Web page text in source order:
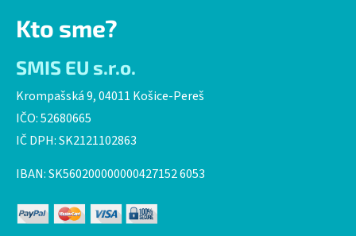
Kto sme?
SMIS EU s.r.o.
Krompašská 9, 04011 Košice-Pereš
IČO: 52680665
IČ DPH: SK2121102863
IBAN: SK560200000000427152 6053